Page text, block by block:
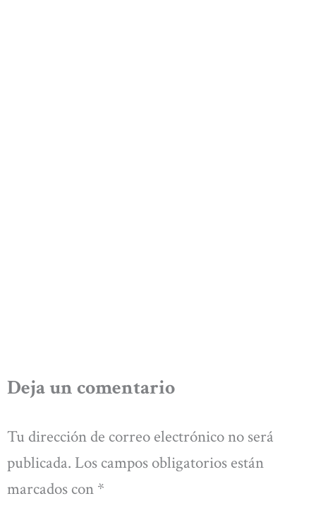
Deja un comentario
Tu dirección de correo electrónico no será
publicada. Los campos obligatorios están
marcados con *